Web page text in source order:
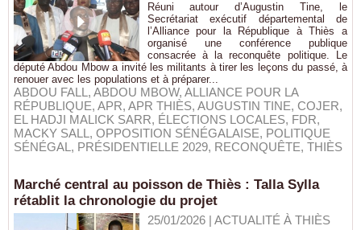
Réuni autour d’Augustin Tine, le
Secrétariat exécutif départemental de
l’Alliance pour la République à Thiès a
organisé une conférence publique
consacrée à la reconquête politique. Le
député Abdou Mbow a invité les militants à tirer les leçons du passé, à
renouer avec les populations et à préparer...
ABDOU FALL , ABDOU MBOW, ALLIANCE POUR LA
RÉPUBLIQUE, APR, APR THIÈS, AUGUSTIN TINE, COJER,
EL HADJI MALICK SARR, ÉLECTIONS LOCALES, FDR,
MACKY SALL , OPPOSITION SÉNÉGALAISE, POLITIQUE
SÉNÉGAL , PRÉSIDENTIELLE 2029, RECONQUÊTE, THIÈS
Marché central au poisson de Thiès : Talla Sylla
rétablit la chronologie du projet
25/01/2026| ACTUALITÉ À THIÈS